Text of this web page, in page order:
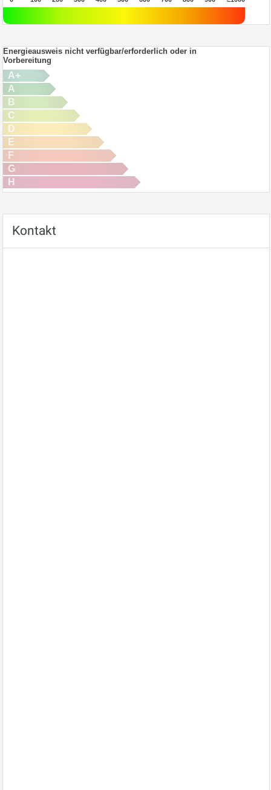
Energieausweis nicht verfügbar/erforderlich oder in
Vorbereitung
A+
A
B
C
D
E
F
G
H
Kontakt